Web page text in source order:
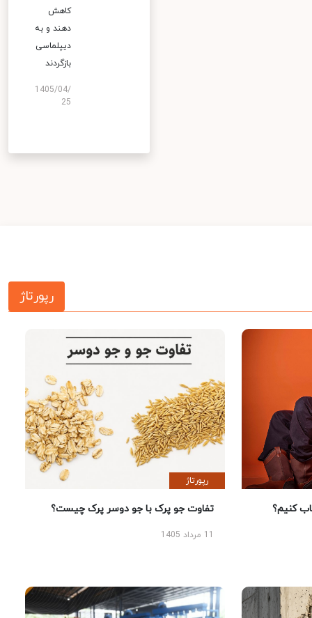
کاهش
دهند و به
دیپلماسی
بازگردند
1405/04/
25
رپورتاژ
کنیم؟
رپورتاژ
تفاوت جو پرک با جو دوسر پرک چیست؟